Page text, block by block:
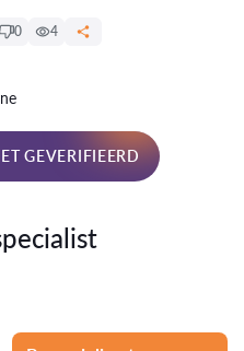
0 4
GEVERIFIEERD